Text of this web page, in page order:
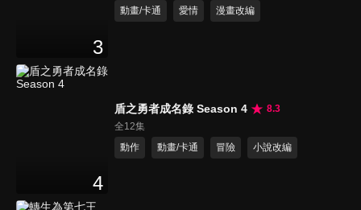
3
動畫/卡通
愛情 漫畫改編
4
盾之勇者成名錄 Season 4
8.3
全12集
動作
動畫/卡通 冒險 小說改編